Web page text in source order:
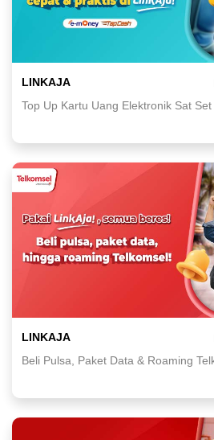
LINKAJA
Top Up Kartu Uang Elektronik Sat Set
LINKAJA
Beli Pulsa, Paket Data & Roaming